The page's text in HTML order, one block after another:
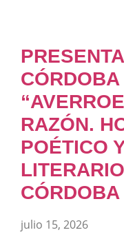
RAZÓN.
POÉTICO
julio 15, 2026